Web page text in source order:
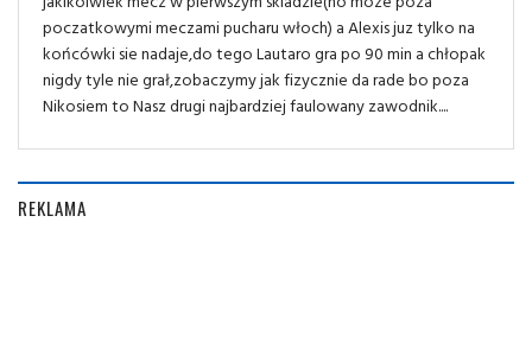
poczatkowymi meczami pucharu włoch) a Alexis juz tylko na
końcówki sie nadaje,do tego Lautaro gra po 90 min a chłopak
nigdy tyle nie grał,zobaczymy jak fizycznie da rade bo poza
Nikosiem to Nasz drugi najbardziej faulowany zawodnik....
REKLAMA